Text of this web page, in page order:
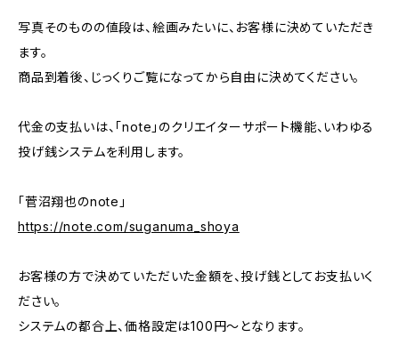
写真そのものの値段は、絵画みたいに、お客様に決めていただき
ます。
商品到着後、じっくりご覧になってから自由に決めてください。
代金の支払いは、「note」のクリエイターサポート機能、いわゆる
投げ銭システムを利用します。
「菅沼翔也のnote」
https://note.com/suganuma_shoya
お客様の方で決めていただいた金額を、投げ銭としてお支払いく
ださい。
システムの都合上、価格設定は100円〜となります。